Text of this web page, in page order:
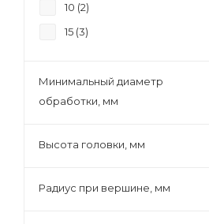
10 (2)
15 (3)
Минимальный диаметр
обработки, мм
Высота головки, мм
Радиус при вершине, мм